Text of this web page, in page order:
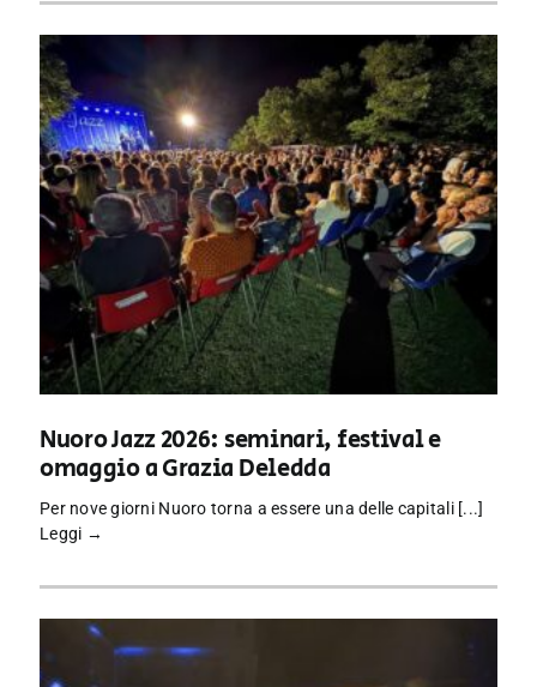
Nuoro Jazz 2026: seminari, festival e
omaggio a Grazia Deledda
Per nove giorni Nuoro torna a essere una delle capitali [...]
Leggi →